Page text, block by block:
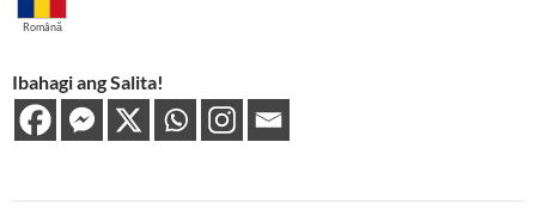
Română
Ibahagi ang Salita!